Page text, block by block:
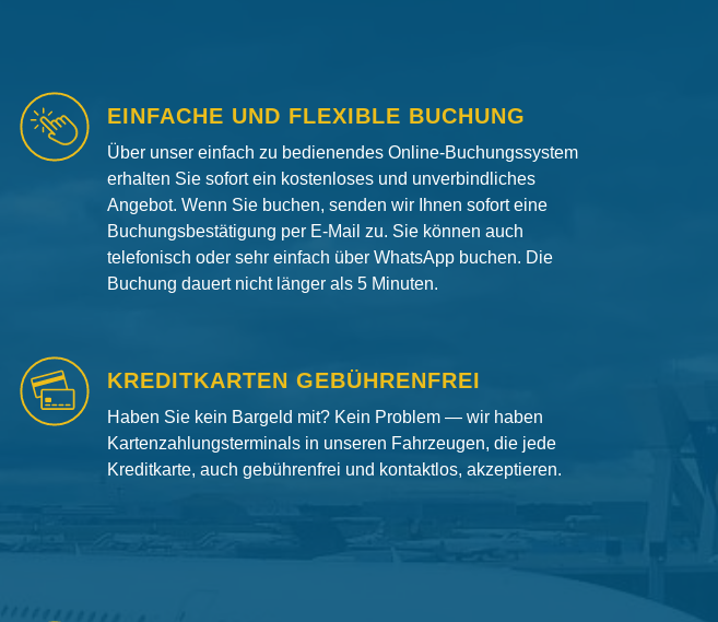
EINFACHE UND FLEXIBLE BUCHUNG
Über unser einfach zu bedienendes Online-Buchungssystem
erhalten Sie sofort ein kostenloses und unverbindliches
Angebot. Wenn Sie buchen, senden wir Ihnen sofort eine
Buchungsbestätigung per E-Mail zu. Sie können auch
telefonisch oder sehr einfach über WhatsApp buchen. Die
Buchung dauert nicht länger als 5 Minuten.
KREDITKARTEN GEBÜHRENFREI
Haben Sie kein Bargeld mit? Kein Problem — wir haben
Kartenzahlungsterminals in unseren Fahrzeugen, die jede
Kreditkarte, auch gebührenfrei und kontaktlos, akzeptieren.